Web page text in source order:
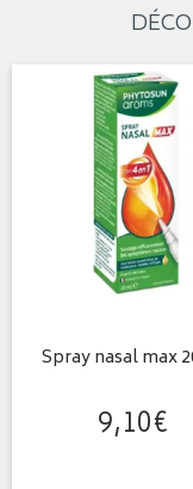
Spray nasal max
9,10€